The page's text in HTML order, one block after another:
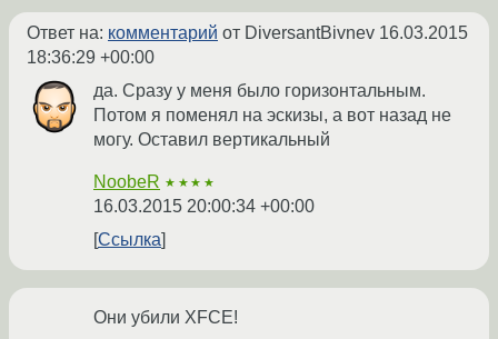
Ответ на: комментарий от DiversantBivnev 16.03.2015
18:36:29 +00:00
да. Сразу у меня было горизонтальным.
Потом я поменял на эскизы, а вот назад не
могу. Оставил вертикальный
NoobeR ★★★★
16.03.2015 20:00:34 +00:00
Ссылка
Они убили XFCE!